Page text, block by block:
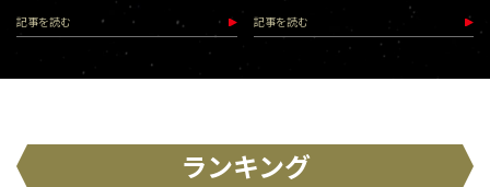
記事を読む 記事を読む
ランキング